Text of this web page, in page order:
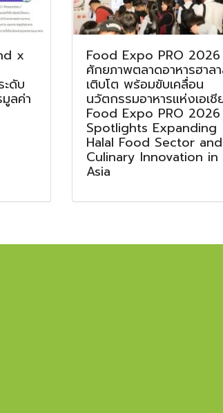
x
ดับ
ลค่า
Food Expo PRO
ศักยภาพตลาดอาหารฮาล
เติบโต พร้อมขับเคลื่อน
นวัตกรรมอาหารแห่งเอเชี
Food Expo PRO 2026
Spotlights Expanding
Halal Food Sector and
Culinary Innovation in
Asia